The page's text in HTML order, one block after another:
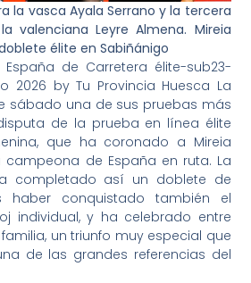
la vasca Ayala Serrano y la tercera
valenciana Leyre Almena. Mireia
élite en Sabiñánigo
de Carretera élite-sub23-
2026 by Tu Provincia Huesca La
sábado una de sus pruebas más
de la prueba en línea élite
que ha coronado a Mireia
de España en ruta. La
completado así un doblete de
haber conquistado también el
individual, y ha celebrado entre
un triunfo muy especial que
de las grandes referencias del